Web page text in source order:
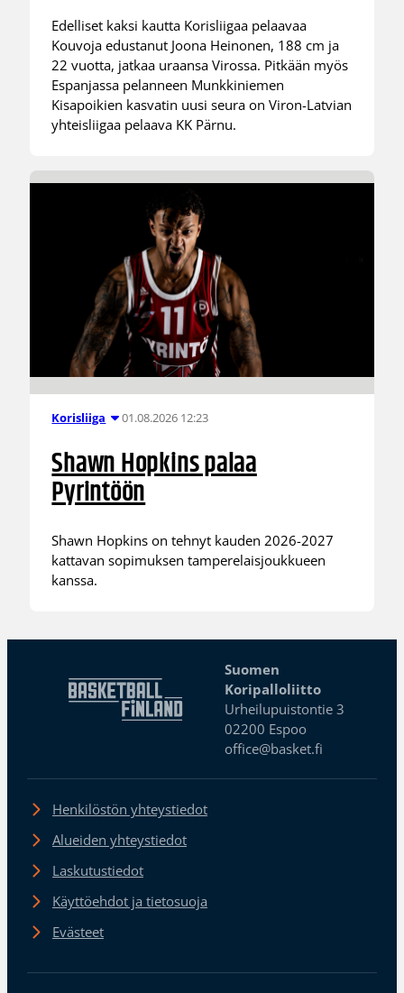
Edelliset kaksi kautta Korisliigaa pelaavaa
Kouvoja edustanut Joona Heinonen, 188 cm ja
22 vuotta, jatkaa uraansa Virossa. Pitkään myös
Espanjassa pelanneen Munkkiniemen
Kisapoikien kasvatin uusi seura on Viron-Latvian
yhteisliigaa pelaava KK Pärnu.
Korisliiga 01.08.2026 12:23
Shawn Hopkins palaa
Pyrintöön
Shawn Hopkins on tehnyt kauden 2026-2027
kattavan sopimuksen tamperelaisjoukkueen
kanssa.
Suomen
Koripalloliitto
Urheilupuistontie 3
02200 Espoo
office@basket.fi
Henkilöstön yhteystiedot
Alueiden yhteystiedot
Laskutustiedot
Käyttöehdot ja tietosuoja
Evästeet